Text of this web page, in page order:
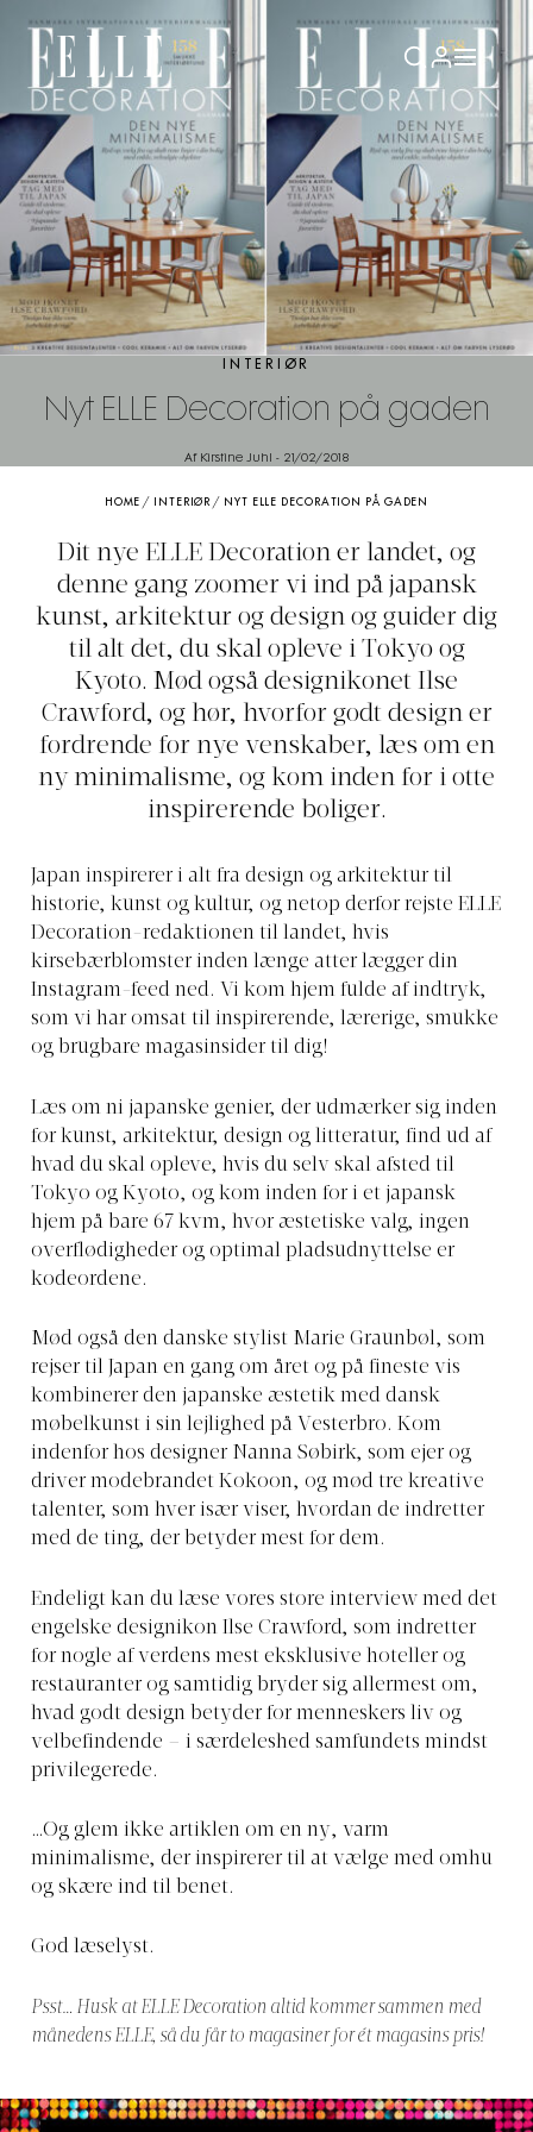
INTERIØR
Nyt ELLE Decoration på gaden
Af Kirstine Juhl - 21/02/2018
HOME / INTERIØR / NYT ELLE DECORATION PÅ GADEN
Dit nye ELLE Decoration er landet, og
denne gang zoomer vi ind på japansk
kunst, arkitektur og design og guider dig
til alt det, du skal opleve i Tokyo og
Kyoto. Mød også designikonet Ilse
Crawford, og hør, hvorfor godt design er
fordrende for nye venskaber, læs om en
ny minimalisme, og kom inden for i otte
inspirerende boliger.
Japan inspirerer i alt fra design og arkitektur til
historie, kunst og kultur, og netop derfor rejste ELLE
Decoration-redaktionen til landet, hvis
kirsebærblomster inden længe atter lægger din
Instagram-feed ned. Vi kom hjem fulde af indtryk,
som vi har omsat til inspirerende, lærerige, smukke
og brugbare magasinsider til dig!
Læs om ni japanske genier, der udmærker sig inden
for kunst, arkitektur, design og litteratur, find ud af
hvad du skal opleve, hvis du selv skal afsted til
Tokyo og Kyoto, og kom inden for i et japansk
hjem på bare 67 kvm, hvor æstetiske valg, ingen
overflødigheder og optimal pladsudnyttelse er
kodeordene.
Mød også den danske stylist Marie Graunbøl, som
rejser til Japan en gang om året og på fineste vis
kombinerer den japanske æstetik med dansk
møbelkunst i sin lejlighed på Vesterbro. Kom
indenfor hos designer Nanna Søbirk, som ejer og
driver modebrandet Kokoon, og mød tre kreative
talenter, som hver især viser, hvordan de indretter
med de ting, der betyder mest for dem.
Endeligt kan du læse vores store interview med det
engelske designikon Ilse Crawford, som indretter
for nogle af verdens mest eksklusive hoteller og
restauranter og samtidig bryder sig allermest om,
hvad godt design betyder for menneskers liv og
velbefindende – i særdeleshed samfundets mindst
privilegerede.
…Og glem ikke artiklen om en ny, varm
minimalisme, der inspirerer til at vælge med omhu
og skære ind til benet.
God læselyst.
Psst… Husk at ELLE Decoration altid kommer sammen med
månedens ELLE, så du får to magasiner for ét magasins pris!